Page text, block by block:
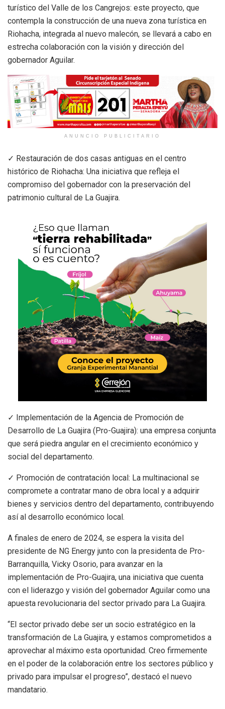
turístico del Valle de los Cangrejos: este proyecto, que
contempla la construcción de una nueva zona turística en
Riohacha, integrada al nuevo malecón, se llevará a cabo en
estrecha colaboración con la visión y dirección del
gobernador Aguilar.
ANUNCIO PUBLICITARIO
✓ Restauración de dos casas antiguas en el centro
histórico de Riohacha: Una iniciativa que refleja el
compromiso del gobernador con la preservación del
patrimonio cultural de La Guajira.
✓ Implementación de la Agencia de Promoción de
Desarrollo de La Guajira (Pro-Guajira): una empresa conjunta
que será piedra angular en el crecimiento económico y
social del departamento.
✓ Promoción de contratación local: La multinacional se
compromete a contratar mano de obra local y a adquirir
bienes y servicios dentro del departamento, contribuyendo
así al desarrollo económico local.
A finales de enero de 2024, se espera la visita del
presidente de NG Energy junto con la presidenta de Pro-
Barranquilla, Vicky Osorio, para avanzar en la
implementación de Pro-Guajira, una iniciativa que cuenta
con el liderazgo y visión del gobernador Aguilar como una
apuesta revolucionaria del sector privado para La Guajira.
“El sector privado debe ser un socio estratégico en la
transformación de La Guajira, y estamos comprometidos a
aprovechar al máximo esta oportunidad. Creo firmemente
en el poder de la colaboración entre los sectores público y
privado para impulsar el progreso”, destacó el nuevo
mandatario.